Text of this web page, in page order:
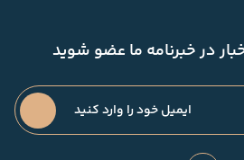
در خبرنامه ما عضو شوید